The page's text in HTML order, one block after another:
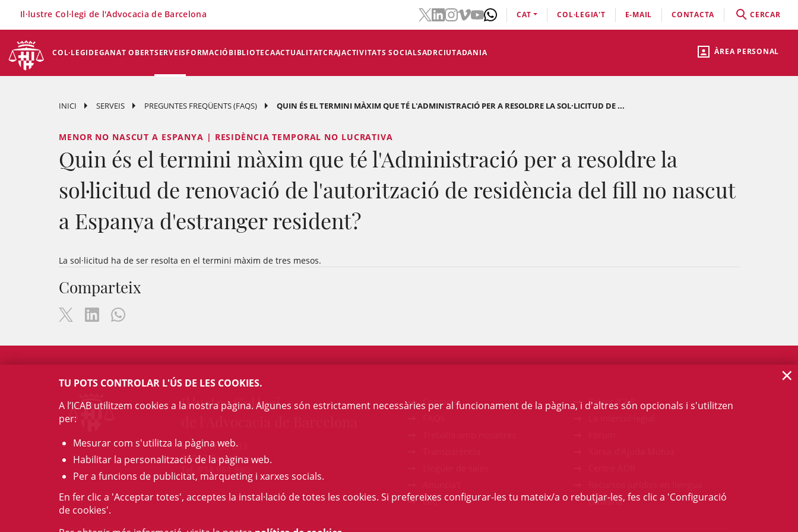
ÀREA PERSONAL
COL·LEGIDEGANAT OBERTSERVEISFORMACIÓBIBLIOTECAACTUALITATCRAJACTIVITATS SOCIALSADRCIUTADANIA
Il·lustre Col·legi de l'Advocacia de Barcelona CAT COL·LEGIA'T E-MAIL CONTACTA CERCAR
INICI SERVEIS PREGUNTES FREQÜENTS (FAQS) QUIN ÉS EL TERMINI MÀXIM QUE TÉ L'ADMINISTRACIÓ PER A RESOLDRE LA SOL·LICITUD DE ...
MENOR NO NASCUT A ESPANYA | RESIDÈNCIA TEMPORAL NO LUCRATIVA
Quin és el termini màxim que té l'Administració per a resoldre la
sol·licitud de renovació de l'autorització de residència del fill no nascut
a Espanya d'estranger resident?
La sol·licitud ha de ser resolta en el termini màxim de tres mesos.
Comparteix
Il·lustre Col·legi
c/ Mallorca, 283
08037 Barcelona
Tel. 934 961 880
Contacte
GAJ
Talent ICAB
catalana
TU POTS CONTROLAR L'ÚS DE LES COOKIES.
A l’ICAB utilitzem cookies a la nostra pàgina. Algunes són estrictament necessàries per al funcionament de la pàgina, i d'altres són opcionals i s'utilitzen
per:
Mesurar com s'utilitza la pàgina web.
Habilitar la personalització de la pàgina web.
Per a funcions de publicitat, màrqueting i xarxes socials.
En fer clic a 'Acceptar totes', acceptes la instal·lació de totes les cookies. Si prefereixes configurar-les tu mateix/a o rebutjar-les, fes clic a 'Configuració
de cookies'.
×